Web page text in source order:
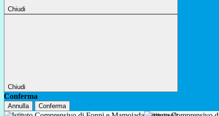
Chiudi
Chiudi
Conferma
Annulla Conferma